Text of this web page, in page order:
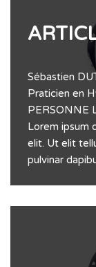
Sébastien
Praticien en
PERSONNE
Lorem ipsum
elit. Ut elit
pulvinar